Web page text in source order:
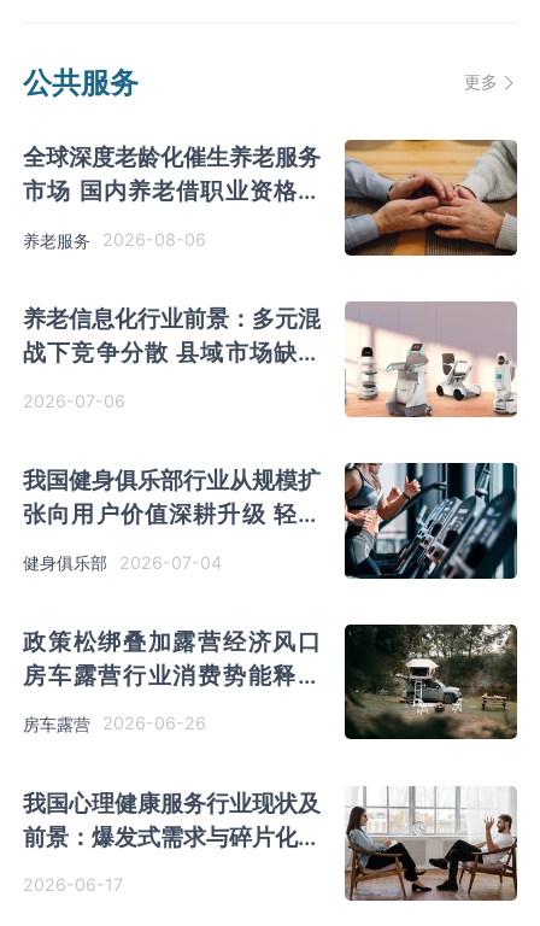
公共服务 更多
全球深度老龄化催生养老服务
市场 国内养老借职业资格制
养老服务 2026-08-06
养老信息化行业前景：多元混
战下竞争分散 县域市场缺口
2026-07-06
我国健身俱乐部行业从规模扩
张向用户价值深耕升级 轻量
化、短期化为核心发展特征
健身俱乐部 2026-07-04
政策松绑叠加露营经济风口
房车露营行业消费势能释放
旅居宿营车销量攀升
房车露营 2026-06-26
我国心理健康服务行业现状及
前景：爆发式需求与碎片化供
2026-06-17